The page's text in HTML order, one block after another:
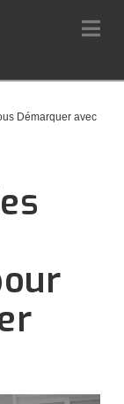
Démarquer avec